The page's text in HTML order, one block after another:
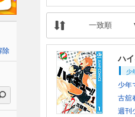
一致順
ハ
少
少年
古舘
週刊
除